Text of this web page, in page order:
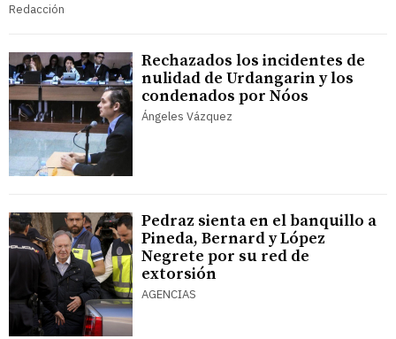
Redacción
Rechazados los incidentes de
nulidad de Urdangarin y los
condenados por Nóos
Ángeles Vázquez
Pedraz sienta en el banquillo a
Pineda, Bernard y López
Negrete por su red de
extorsión
AGENCIAS